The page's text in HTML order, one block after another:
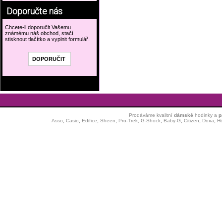
Doporučte nás
Chcete-li doporučit Vašemu
známému náš obchod, stačí
stisknout tlačítko a vyplnit formulář.
Prodáváme kvalitní dámské hodinkya
Asso
Casio Edifice Sheen Pro-Trek, G-Shock, Baby-G Citizen Doxa